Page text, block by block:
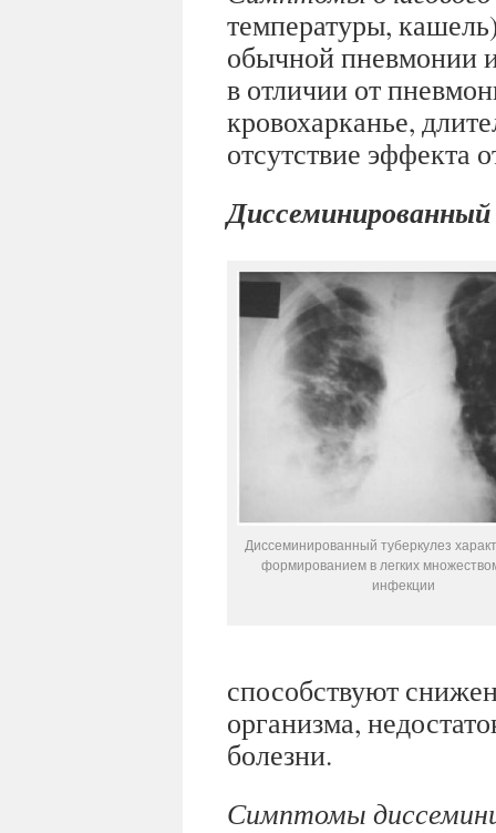
температуры,
обычной пневмонии
в отличии от
кровохарканье,
отсутствие эффекта
Диссеминированный
Диссеминированный туберкулез
формированием в легких
инфекции
способствуют
организма,
болезни.
Симптомы